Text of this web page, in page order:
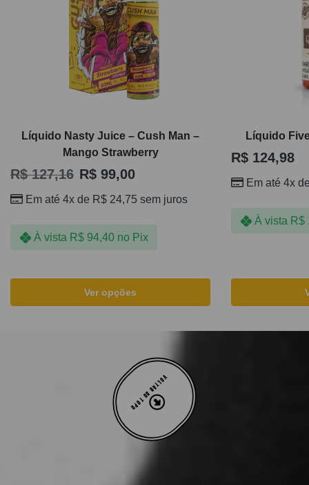
Líquido Nasty Juice – Cush Man –
Mango Strawberry
R$127,16 R$ 99,00
Em até 4x de R$ 24,75 sem juros
À vista R$94,40 no Pix
Ver opções
Líquido
R$ 124,98
Em até 4x
À vista R$
VOLTAR AO TOPO